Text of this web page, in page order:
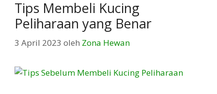
Tips Membeli Kucing
Peliharaan yang Benar
3 April 2023 oleh Zona Hewan